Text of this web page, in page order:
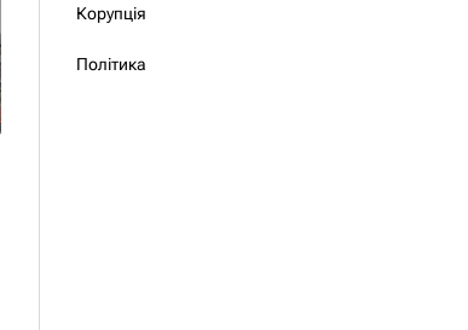
Корупція
Політика